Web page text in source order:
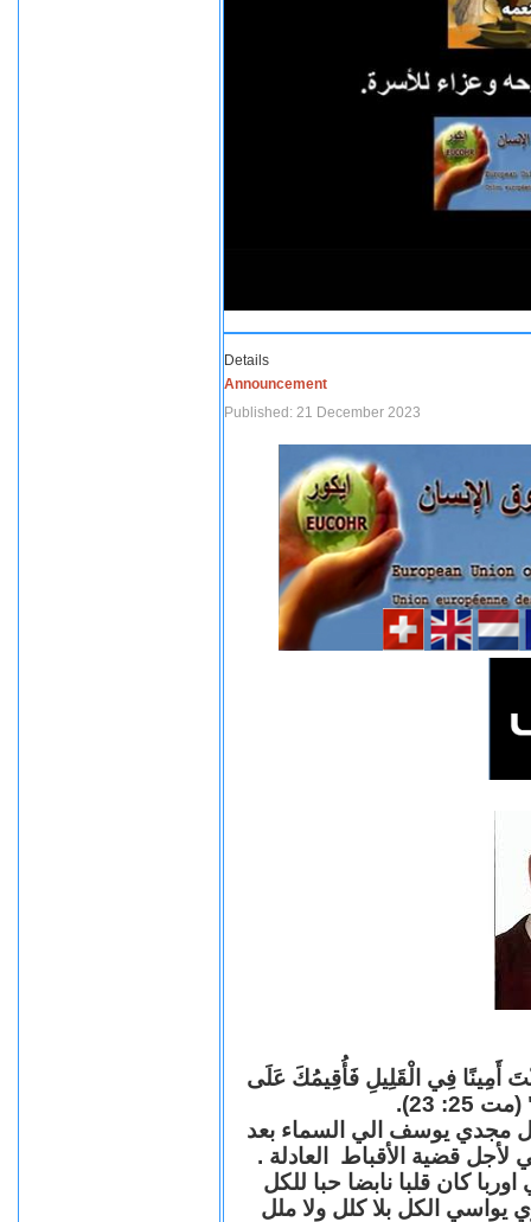
Details
Announcement
Published: 21 December 2023
أَمِينًا فِي الْقَلِيلِ فَأُقِيمُكَ عَلَى
23).
مجدي يوسف الي السماء بعد
قضية الأقباط العادلة .
كان قلبا نابضا حبا للكل
يواسي الكل بلا كلل ولا ملل